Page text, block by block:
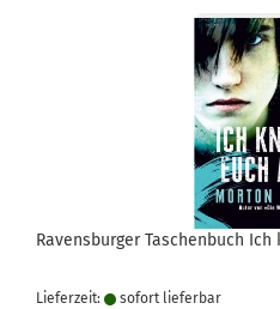
Ravensburger Taschenbuch Ich
Lieferzeit: sofort lie­fer­bar